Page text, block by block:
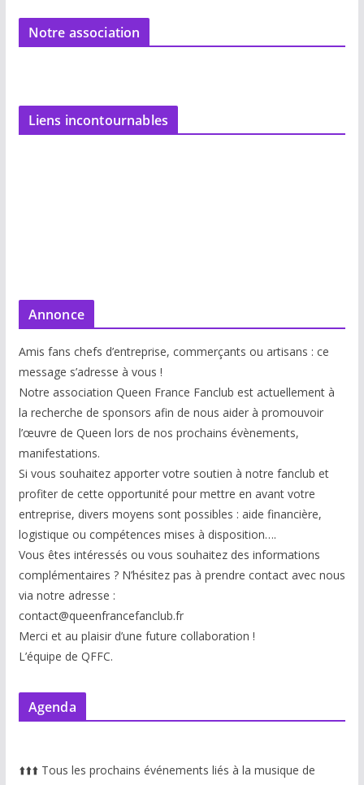
Notre association
Liens incontournables
Annonce
Amis fans chefs d’entreprise, commerçants ou artisans : ce
message s’adresse à vous !
Notre association Queen France Fanclub est actuellement à
la recherche de sponsors afin de nous aider à promouvoir
l’œuvre de Queen lors de nos prochains évènements,
manifestations.
Si vous souhaitez apporter votre soutien à notre fanclub et
profiter de cette opportunité pour mettre en avant votre
entreprise, divers moyens sont possibles : aide financière,
logistique ou compétences mises à disposition….
Vous êtes intéressés ou vous souhaitez des informations
complémentaires ? N’hésitez pas à prendre contact avec nous
via notre adresse :
contact@queenfrancefanclub.fr
Merci et au plaisir d’une future collaboration !
L’équipe de QFFC.
Agenda
⬆️⬆️⬆️ Tous les prochains événements liés à la musique de